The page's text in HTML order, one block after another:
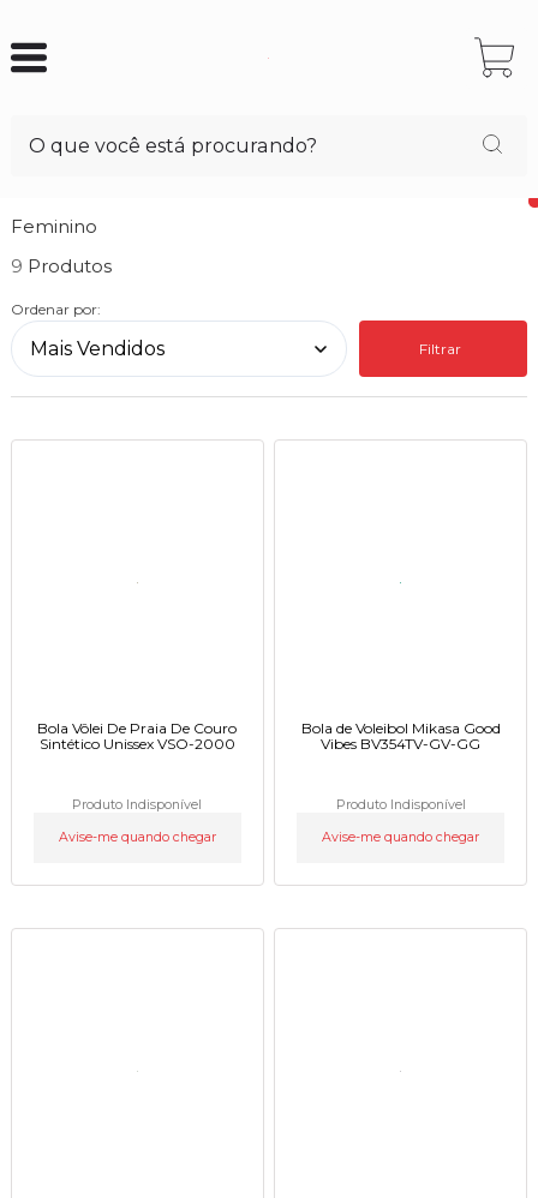
Feminino
9
Ordenar por:
Filtrar
Bola Vôlei De Praia De Couro
Sintético Unissex VSO-2000
Produto Indisponível
Avise-me quando chegar
Bola de Voleibol Mikasa Good
Vibes BV354TV-GV-GG
Produto Indisponível
Avise-me quando chegar